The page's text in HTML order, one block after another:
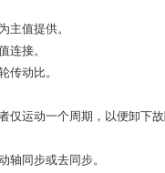
主值提供。
连接。
传动比。
仅运动一个周期，以便卸下
轴同步或去同步。